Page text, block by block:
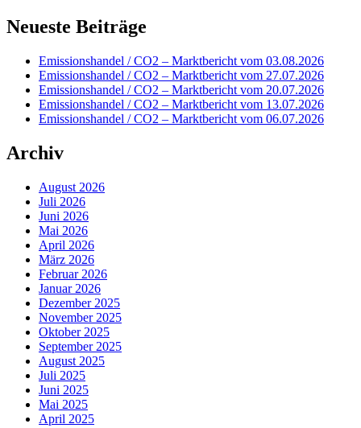
Neueste Beiträge
Emissionshandel / CO2 – Marktbericht vom 03.08.2026
Emissionshandel / CO2 – Marktbericht vom 27.07.2026
Emissionshandel / CO2 – Marktbericht vom 20.07.2026
Emissionshandel / CO2 – Marktbericht vom 13.07.2026
Emissionshandel / CO2 – Marktbericht vom 06.07.2026
Archiv
August 2026
Juli 2026
Juni 2026
Mai 2026
April 2026
März 2026
Februar 2026
Januar 2026
Dezember 2025
November 2025
Oktober 2025
September 2025
August 2025
Juli 2025
Juni 2025
Mai 2025
April 2025